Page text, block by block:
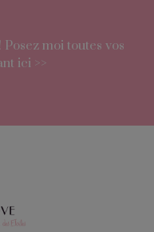
moi toutes vos
ici >>